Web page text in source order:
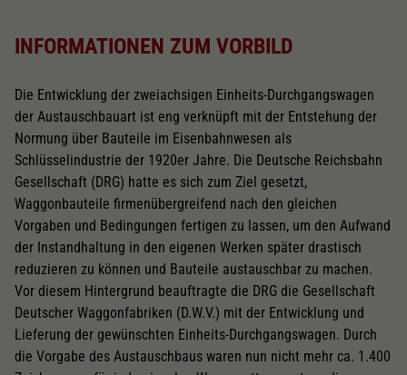
INFORMATIONEN ZUM VORBILD
Die Entwicklung der zweiachsigen Einheits-Durchgangswagen
der Austauschbauart ist eng verknüpft mit der Entstehung der
Normung über Bauteile im Eisenbahnwesen als
Schlüsselindustrie der 1920er Jahre. Die Deutsche Reichsbahn
Gesellschaft (DRG) hatte es sich zum Ziel gesetzt,
Waggonbauteile firmenübergreifend nach den gleichen
Vorgaben und Bedingungen fertigen zu lassen, um den Aufwand
der Instandhaltung in den eigenen Werken später drastisch
reduzieren zu können und Bauteile austauschbar zu machen.
Vor diesem Hintergrund beauftragte die DRG die Gesellschaft
Deutscher Waggonfabriken (D.W.V.) mit der Entwicklung und
Lieferung der gewünschten Einheits-Durchgangswagen. Durch
die Vorgabe des Austauschbaus waren nun nicht mehr ca. 1.400